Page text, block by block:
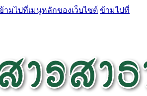
ามไปที่เมนูหลักของเว็บไซต์ ข้ามไปที่